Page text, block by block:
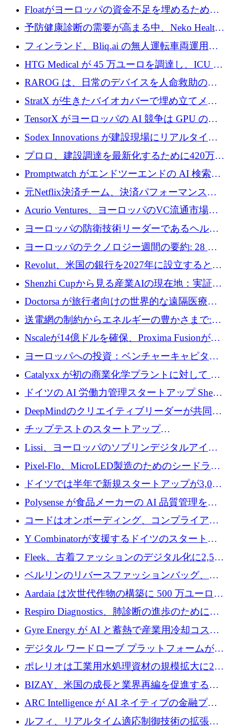
が世界をリードしようとしている
Floatがヨーロッパの資金不足を埋めるために
シリーズAで450万ユーロを調達
予防健康診断の需要が高まる中、Neko Health
が 7 億ドルを調達
フィンランド、Bliq.ai の無人運転車両運用を
認可
HTG Medical が 45 万ユーロを調達し、ICU の
尿モニタリングを自動化するための MDR 認
証を獲得
RAROG は、日常のデバイスを人命救助の救
助ビーコンに変えるために 16 万 2,000 ユーロ
StratX が生きたバイオカバーで埋め立てメタ
ン対策に 119 万ドルを調達
TensorX がヨーロッパの AI 競争は GPU の所
有者によって決まると考える理由
Sodex Innovations が建設現場にリアルタイム
のインテリジェンスをもたらすために 400 万
ユーロを確保
プロロ、建設調達を最新化するために420万ポ
ンドを調達
Promptwatch がエンドツーエンドの AI 検索最
適化プラットフォームを拡張するために 600
万ユーロを調達
元Netflix決済チーム、決済パフォーマンスプ
ラットフォームNopanのためにこれまでに720
万ユーロを調達
Acurio Ventures、ヨーロッパのVC流通市場の
流動性を解放するために1億1,500万ユーロの
ファンドを立ち上げる
ヨーロッパの防衛技術リーダーであるヘルシ
ングは、180億ドルの評価額で18億ドルのシリ
ヨーロッパのテクノロジー週間の要約: 28 億
ユーロを超える 70 以上のテクノロジー資金調
Revolut、米国の銀行を2027年に設立すると米
国の社長が語る
Shenzhi Cupから見る産業AIの現在地：実証と
産業実装への道筋
Doctorsa が旅行者向けの世界的な遠隔医療プ
ラットフォームを拡大するために 100 万ユー
ロを調達
送電網の制約からエネルギーの豊かさまで:
Envision の Gobi X がヨーロッパの AI の未来
Nscaleが14億ドルを確保、Proxima Fusionが4
億1,100万ユーロを獲得、Invest EuropeはVCの
ヨーロッパへの投資：ベンチャーキャピタル
が過去2番目に高い水準に到達
Catalyxx が初の商業化学プラントに対して EU
から 2,000 万ユーロ以上の支援を獲得
ドイツの AI 労働力管理スタートアップ Sherpa
がプレシードで 220 万ドルを調達
DeepMindのクリエイティブリーダーが共同設
立したAIライティングのスタートアップが
チップテストのスタートアップ
QuantumDiamondsが株式資金で1,500万ユーロ
を調達
Lissi、ヨーロッパのソブリンデジタルアイデ
ンティティの未来を推進するために350万ユー
ロを調達
Pixel-Flo、MicroLED製造のためのシードラウ
ンドで525万ポンドを獲得
ドイツでは半年で新規スタートアップが3,000
社という記録を目の当たりにし、涙を流すハ
ンブルク
Polysense が食品メーカーの AI 品質管理を拡
張するために 1,070 万ドルを調達
コードはオンボーディング、コンプライアン
ス、支払いを統合するために 640 万ポンドを
Y Combinatorが支援するドイツのスタートア
ップFintoが340万ドルを調達、シリコンバレ
ーではなくミュンヘンを選んだと語る
Fleek、古着ファッションのデジタル化に2,500
万ドルを確保
ベルリンのリバースファッションバッグ、繊
維仕分け規模拡大に7桁の資金調達
Aardaia は次世代作物の構築に 500 万ユーロを
寄付
Respiro Diagnostics、肺診断の進歩のために
100 万ポンドを確保
Gyre Energy が AI と蓄熱で産業用冷却コスト
を削減するために 130 万ドルを調達
デジタル ワードローブ プラットフォームが
1,000 万人のユーザーに到達し、Whering が
700 万ドルを獲得
ポレリオは工業用水処理資材の規模拡大に240
万ユーロを確保
BIZAY、米国の成長と業界再編を促進するた
めに5,500万ドルを確保
ARC Intelligence が AI ネイティブの金融プラ
ットフォームを拡大するために 400 万ユーロ
ルフィ、リアルタイム適応制御技術の拡張に